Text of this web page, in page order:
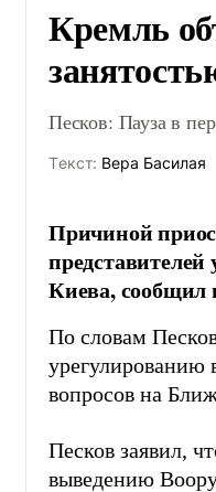
Кремль
Песков: Пауза в
Tекст: Вера Басилая
Причиной
Киева, сообщил
По словам
урегулированию
вопросов на
Песков заявил,
выведению